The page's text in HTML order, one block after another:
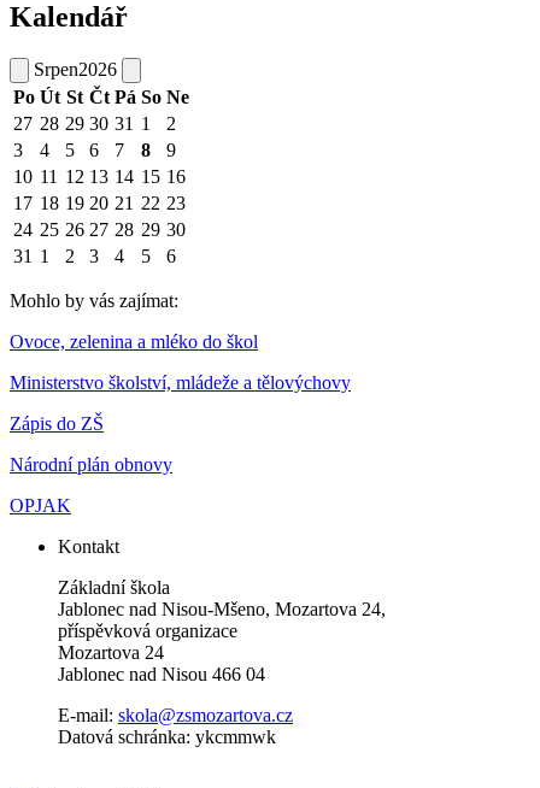
Kalendář
Srpen2026
Po Út St Čt Pá So Ne
27 28 29 30 31 1
2
3
4 5 6 7 8
9
10 11 12 13 14 15 16
17 18 19 20 21 22 23
24 25 26 27 28 29 30
31 1 2 3 4 5 6
Mohlo by vás zajímat:
Ovoce, zelenina a mléko do škol
Ministerstvo školství, mládeže a tělovýchovy
Zápis do ZŠ
Národní plán obnovy
OPJAK
Kontakt
Základní škola
Jablonec nad Nisou-Mšeno, Mozartova 24,
příspěvková organizace
Mozartova 24
Jablonec nad Nisou 466 04
E-mail: skola@zsmozartova.cz
Datová schránka: ykcmmwk